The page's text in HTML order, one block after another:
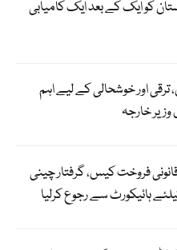
کو ایک کے بعد ایک کامیابی
ترقی اور خوشحالی کے لیے اہم
خارجہ
فروخت کیس، گرفتار چینی
ہائیکورٹ سے رجوع کرلیا